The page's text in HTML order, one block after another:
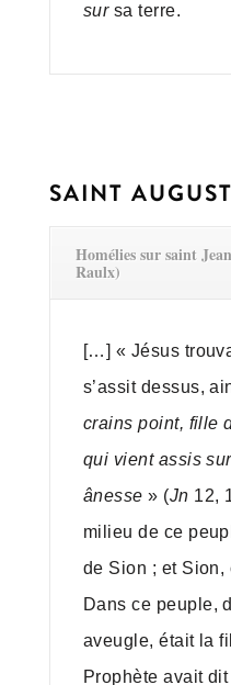
sursa terre.
SAINT
Homélies sur saint
Raulx)
[…] « Jésus
s’assit dessus,
crains point, fille
qui vient assis
ânesse» (Jn 12,
milieu de ce
de Sion ; et Sion,
Dans ce peuple,
aveugle, était la
Prophète avait